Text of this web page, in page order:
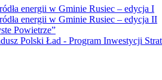
energii w Gminie Rusiec – edycja I
energii w Gminie Rusiec – edycja II
Powietrze”
Polski Ład - Program Inwestycji